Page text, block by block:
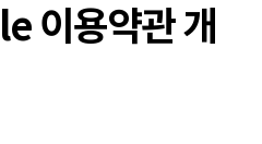
이용약관 개